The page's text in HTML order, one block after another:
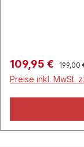
3,0 cmmatte
Verkaufspreis:
109,95 € 199,00
Preise inkl. MwSt.